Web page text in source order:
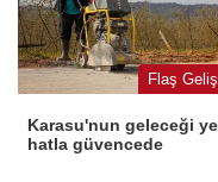
Flaş
Karasu'nun geleceği
hatla güvencede